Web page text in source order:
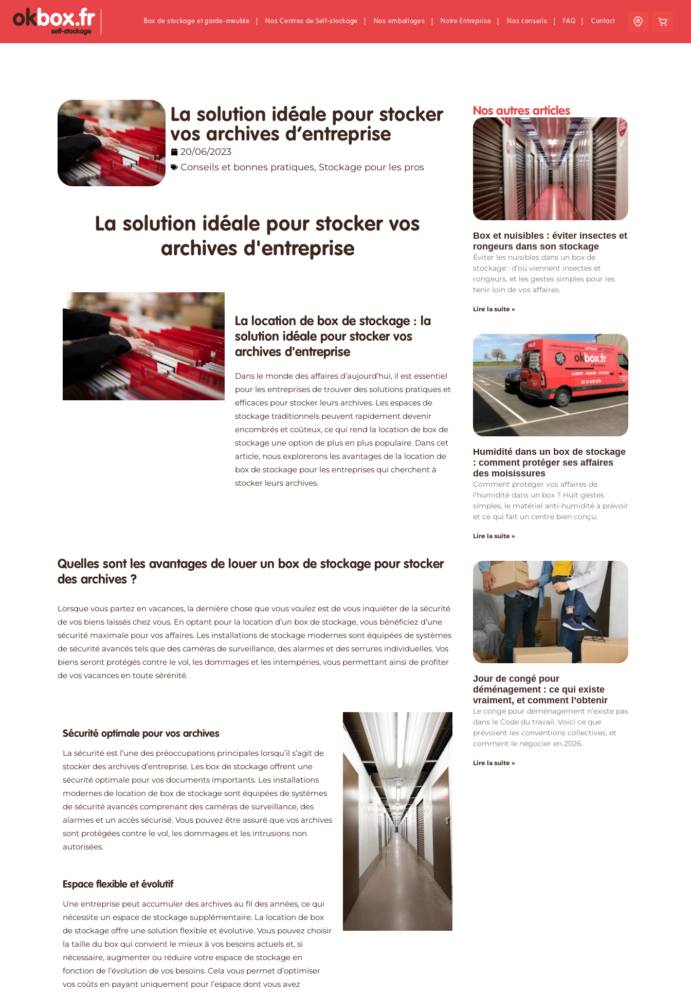
Box de stockage et garde-meuble Nos Centres de Self-stockage Nos emballages Notre Entreprise Nos conseils FAQ Contact
La solution idéale pour stocker
vos archives d’entreprise
20/06/2023
Conseils et bonnes pratiques, Stockage pour les pros
La solution idéale pour stocker vos
archives d'entreprise
La location de box de stockage : la
solution idéale pour stocker vos
archives d'entreprise
Dans le monde des affaires d’aujourd’hui, il est essentiel
pour les entreprises de trouver des solutions pratiques et
efficaces pour stocker leurs archives. Les espaces de
stockage traditionnels peuvent rapidement devenir
encombrés et coûteux, ce qui rend la location de box de
stockage une option de plus en plus populaire. Dans cet
article, nous explorerons les avantages de la location de
box de stockage pour les entreprises qui cherchent à
stocker leurs archives.
Quelles sont les avantages de louer un box de stockage pour stocker
des archives ?
Lorsque vous partez en vacances, la dernière chose que vous voulez est de vous inquiéter de la sécurité
de vos biens laissés chez vous. En optant pour la location d’un box de stockage, vous bénéficiez d’une
sécurité maximale pour vos affaires. Les installations de stockage modernes sont équipées de systèmes
de sécurité avancés tels que des caméras de surveillance, des alarmes et des serrures individuelles. Vos
biens seront protégés contre le vol, les dommages et les intempéries, vous permettant ainsi de profiter
de vos vacances en toute sérénité.
Sécurité optimale pour vos archives
La sécurité est l’une des préoccupations principales lorsqu’il s’agit de
stocker des archives d’entreprise. Les box de stockage offrent une
sécurité optimale pour vos documents importants. Les installations
modernes de location de box de stockage sont équipées de systèmes
de sécurité avancés comprenant des caméras de surveillance, des
alarmes et un accès sécurisé. Vous pouvez être assuré que vos archives
sont protégées contre le vol, les dommages et les intrusions non
autorisées.
Espace flexible et évolutif
Une entreprise peut accumuler des archives au fil des années, ce qui
nécessite un espace de stockage supplémentaire. La location de box
de stockage offre une solution flexible et évolutive. Vous pouvez choisir
la taille du box qui convient le mieux à vos besoins actuels et, si
nécessaire, augmenter ou réduire votre espace de stockage en
fonction de l’évolution de vos besoins. Cela vous permet d’optimiser
vos coûts en payant uniquement pour l’espace dont vous avez
Nos autres articles
Box et nuisibles : éviter insectes et
rongeurs dans son stockage
Éviter les nuisibles dans un box de
stockage : d’où viennent insectes et
rongeurs, et les gestes simples pour les
tenir loin de vos affaires.
Lire la suite »
Humidité dans un box de stockage
: comment protéger ses affaires
des moisissures
Comment protéger vos affaires de
l’humidité dans un box ? Huit gestes
simples, le matériel anti-humidité à prévoir
et ce qui fait un centre bien conçu.
Lire la suite »
Jour de congé pour
déménagement : ce qui existe
vraiment, et comment l’obtenir
Le congé pour déménagement n’existe pas
dans le Code du travail. Voici ce que
prévoient les conventions collectives, et
comment le négocier en 2026.
Lire la suite »